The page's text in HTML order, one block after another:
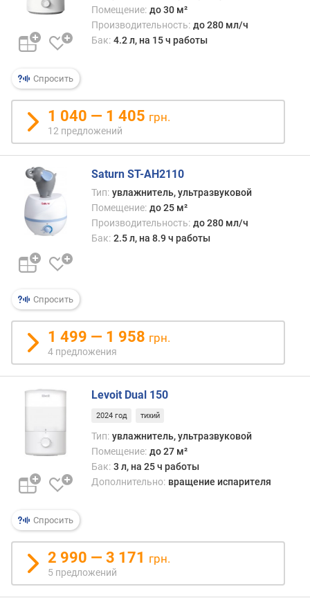
м
а
т
ф
н
п
р
о
з
в
о
д
т
е
л
ь
н
о
³
ч
в
р
е
м
я
Спросить
Помещение: до 30 м²
Производительность: до 280 мл/ч
Бак: 4.2 л, на 15 ч работы
1 040 — 1 405 грн.
12 предложений
Спросить
Saturn ST-AH2110
Тип: увлажнитель, ультразвуковой
Помещение: до 25 м²
Производительность: до 280 мл/ч
Бак: 2.5 л, на 8.9 ч работы
1 499 — 1 958 грн.
4 предложения
Спросить
Levoit Dual 150
2024 год тихий
Тип: увлажнитель, ультразвуковой
Помещение: до 27 м²
Бак: 3 л, на 25 ч работы
Дополнительно: вращение испарителя
2 990 — 3 171 грн.
5 предложений